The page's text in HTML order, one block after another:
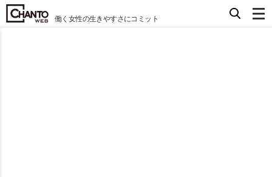
働く女性の生きやすさにコミット